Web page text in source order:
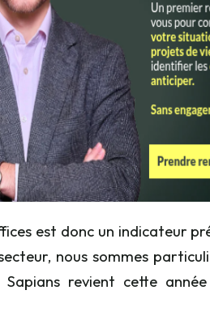
est donc un indicateur
nous sommes
revient cette